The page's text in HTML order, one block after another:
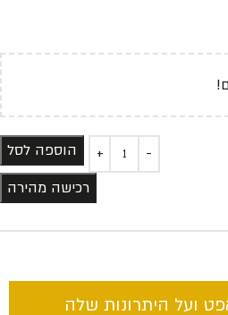
הוספה לסל
רכישה מהירה
ועל היתרונות שלה​